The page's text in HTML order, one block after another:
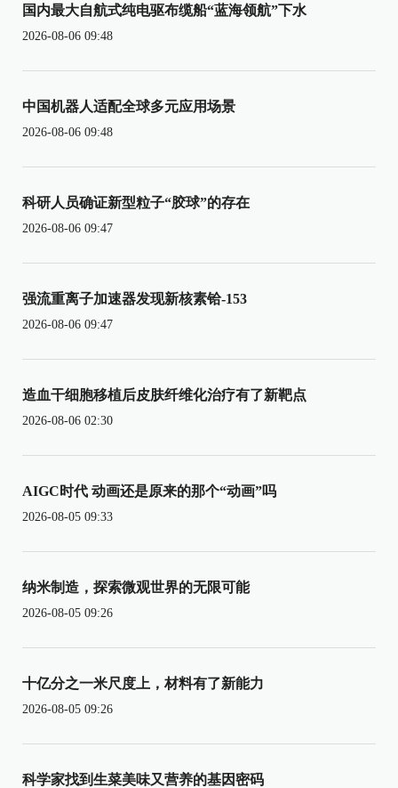
国内最大自航式纯电驱布缆船“蓝海领航”下水
2026-08-06 09:48
中国机器人适配全球多元应用场景
2026-08-06 09:48
科研人员确证新型粒子“胶球”的存在
2026-08-06 09:47
强流重离子加速器发现新核素铪-153
2026-08-06 09:47
造血干细胞移植后皮肤纤维化治疗有了新靶点
2026-08-06 02:30
AIGC时代 动画还是原来的那个“动画”吗
2026-08-05 09:33
纳米制造，探索微观世界的无限可能
2026-08-05 09:26
十亿分之一米尺度上，材料有了新能力
2026-08-05 09:26
科学家找到生菜美味又营养的基因密码